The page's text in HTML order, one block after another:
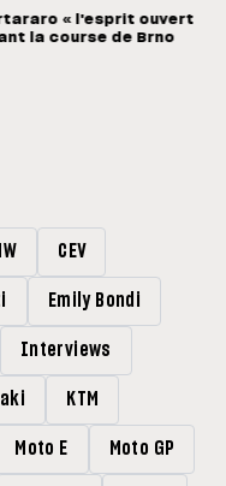
« l'esprit ouvert
la course de Brno
CEV
Emily Bondi
Interviews
KTM
Moto E Moto GP